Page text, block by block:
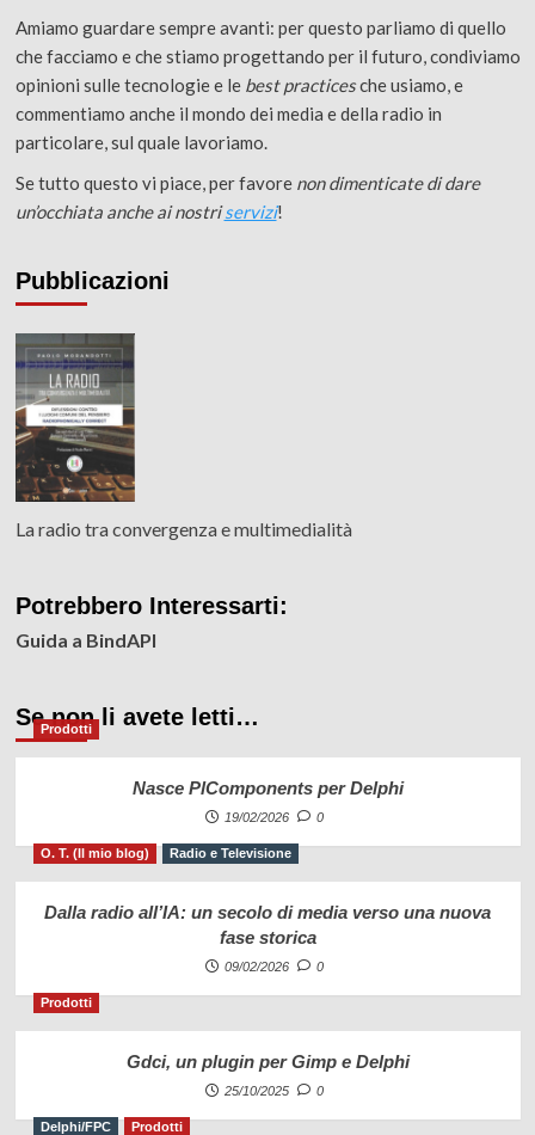
Amiamo guardare sempre avanti: per questo parliamo di quello
che facciamo e che stiamo progettando per il futuro, condiviamo
opinioni sulle tecnologie e le best practicesche usiamo, e
commentiamo anche il mondo dei media e della radio in
particolare, sul quale lavoriamo.
Se tutto questo vi piace, per favore non dimenticate di dare
un’occhiata anche ai nostriservizi!
Pubblicazioni
La radio tra convergenza e multimedialità
Potrebbero Interessarti:
Guida a BindAPI
Se non li avete letti…
Prodotti
Nasce PlComponents per Delphi
19/02/2026 0
O. T. (Il mio blog) Radio e Televisione
Dalla radio all’IA: un secolo di media verso una nuova
fase storica
09/02/2026 0
Prodotti
Gdci, un plugin per Gimp e Delphi
25/10/2025 0
Delphi/FPC Prodotti